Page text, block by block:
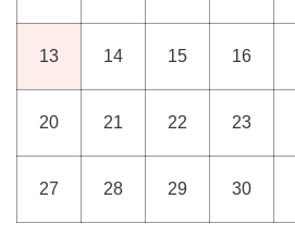
13 14 15 16
20 21 22 23
27 28 29 30